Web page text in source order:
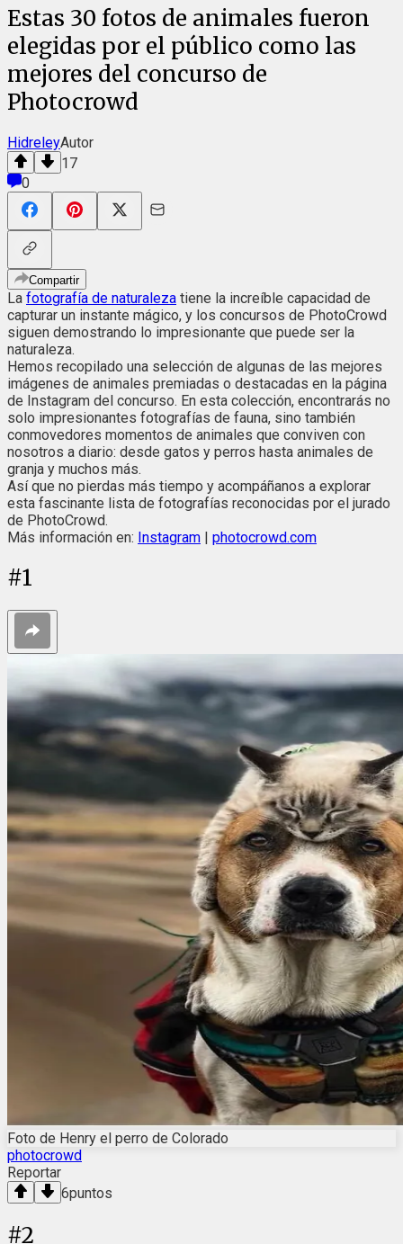
Estas 30 fotos de animales fueron
elegidas por el público como las
mejores del concurso de
Photocrowd
HidreleyAutor
17
0
Compartir
La fotografía de naturaleza tiene la increíble capacidad de
capturar un instante mágico, y los concursos de PhotoCrowd
siguen demostrando lo impresionante que puede ser la
naturaleza.
Hemos recopilado una selección de algunas de las mejores
imágenes de animales premiadas o destacadas en la página
de Instagram del concurso. En esta colección, encontrarás no
solo impresionantes fotografías de fauna, sino también
conmovedores momentos de animales que conviven con
nosotros a diario: desde gatos y perros hasta animales de
granja y muchos más.
Así que no pierdas más tiempo y acompáñanos a explorar
esta fascinante lista de fotografías reconocidas por el jurado
de PhotoCrowd.
Más información en: Instagram | photocrowd.com
#1
Foto de Henry el perro de Colorado
photocrowd
Reportar
6puntos
#2